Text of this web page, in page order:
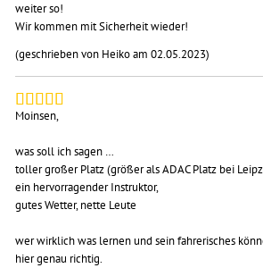
weiter so!
Wir kommen mit Sicherheit wieder!
(geschrieben von Heiko am 02.05.2023)
Moinsen,
was soll ich sagen …
toller großer Platz (größer als ADAC Platz bei
ein hervorragender Instruktor,
gutes Wetter, nette Leute
wer wirklich was lernen und sein fahrerisches
hier genau richtig.